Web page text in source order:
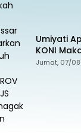
Umiyati
KONI
Seluruh
Jumat, 07/